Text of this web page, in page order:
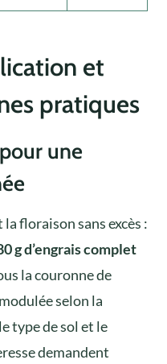
et
pratiques
une
floraison sans excès :
g d’engrais complet
la couronne de
selon la
type de sol et le
demandent